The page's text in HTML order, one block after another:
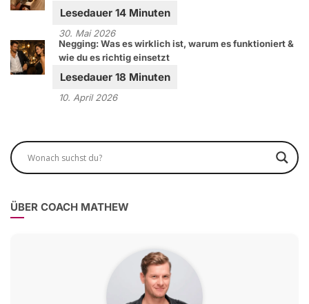
30. Mai 2026
Negging: Was es wirklich ist, warum es funktioniert &
wie du es richtig einsetzt
10. April 2026
ÜBER COACH MATHEW